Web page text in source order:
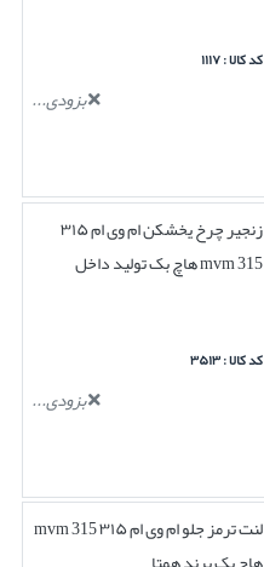
کد کالا : ۱۱۱۷
بزودی...
زنجیر چرخ یخشکن ام وی ام ۳۱۵
mvm 315 هاچ بک تولید داخل
کد کالا : ۳۵۱۳
بزودی...
لنت ترمز جلو ام وی ام ۳۱۵ mvm 315